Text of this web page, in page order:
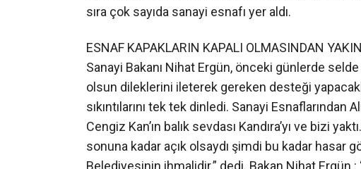
olsun dileklerini ileterek gereken desteği
sıkıntılarını tek tek dinledi. Sanayi Esnaflarından
Cengiz Kan’ın balık sevdası Kandıra’yı ve bizi
sonuna kadar açık olsaydı şimdi bu kadar hasar
Belediyesinin ihmalidir.” dedi. Bakan Nihat Ergün
yapılacak. Artık olan olmuş yapacağımız tek
Önemli olan önlem almak ve aynı sıkıntının bir